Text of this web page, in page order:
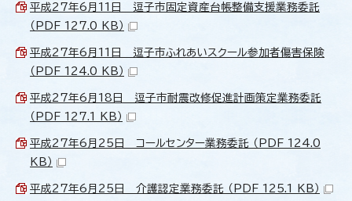
平成27年6月11日 逗子市固定資産台帳整備支援業務委託
（PDF 127.0 KB）
平成27年6月11日 逗子市ふれあいスクール参加者傷害保険
（PDF 124.0 KB）
平成27年6月18日 逗子市耐震改修促進計画策定業務委託
（PDF 127.1 KB）
平成27年6月25日 コールセンター業務委託 （PDF 124.0
KB）
平成27年6月25日 介護認定業務委託 （PDF 125.1 KB）